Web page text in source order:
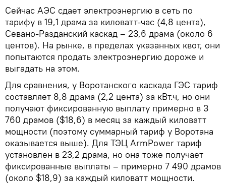
Сейчас АЭС сдает электроэнергию в сеть по
тарифу в 19,1 драма за киловатт-час (4,8 цента),
Севано-Разданский каскад – 23,6 драма (около 6
центов). На рынке, в пределах указанных квот, они
попытаются продать электроэнергию дороже и
выгадать на этом.
Для сравнения, у Воротанского каскада ГЭС тариф
составляет 8,8 драма (2,2 цента) за кВт.ч, но они
получают фиксированную выплату примерно в 3
760 драмов ($18,6) в месяц за каждый киловатт
мощности (поэтому суммарный тариф у Воротана
оказывается выше). Для ТЭЦ ArmPower тариф
установлен в 23,2 драма, но она тоже получает
фиксированные выплаты – примерно 7 490 драмов
(около $18,9) за каждый киловатт мощности.